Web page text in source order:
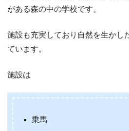
がある森の中の学校です。
施設も充実しており自然を生かし
ています。
施設は
乗馬